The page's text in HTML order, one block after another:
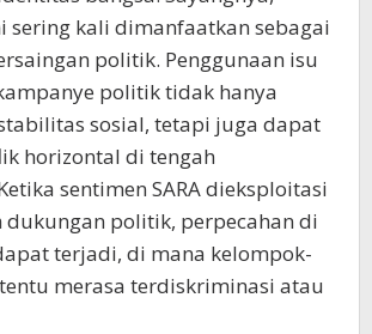
sering kali dimanfaatkan sebagai
politik. Penggunaan isu
politik tidak hanya
sosial, tetapi juga dapat
horizontal di tengah
sentimen SARA dieksploitasi
politik, perpecahan di
terjadi, di mana kelompok-
merasa terdiskriminasi atau